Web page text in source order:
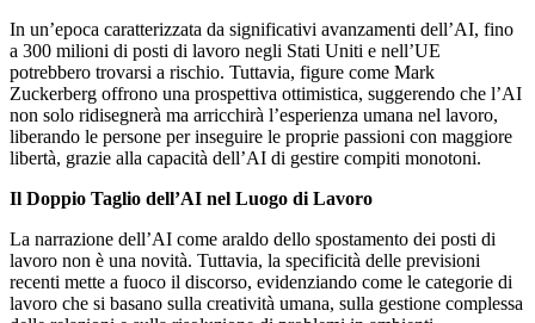
In un’epoca caratterizzata da significativi avanzamenti dell’AI, fino
a 300 milioni di posti di lavoro negli Stati Uniti e nell’UE
potrebbero trovarsi a rischio. Tuttavia, figure come Mark
Zuckerberg offrono una prospettiva ottimistica, suggerendo che l’AI
non solo ridisegnerà ma arricchirà l’esperienza umana nel lavoro,
liberando le persone per inseguire le proprie passioni con maggiore
libertà, grazie alla capacità dell’AI di gestire compiti monotoni.
Il Doppio Taglio dell’AI nel Luogo di Lavoro
La narrazione dell’AI come araldo dello spostamento dei posti di
lavoro non è una novità. Tuttavia, la specificità delle previsioni
recenti mette a fuoco il discorso, evidenziando come le categorie di
lavoro che si basano sulla creatività umana, sulla gestione complessa